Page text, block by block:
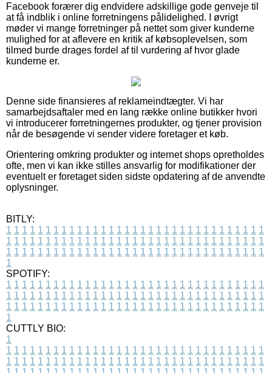
Facebook forærer dig endvidere adskillige gode genveje til
at få indblik i online forretningens pålidelighed. I øvrigt
møder vi mange forretninger på nettet som giver kunderne
mulighed for at aflevere en kritik af købsoplevelsen, som
tilmed burde drages fordel af til vurdering af hvor glade
kunderne er.
Denne side finansieres af reklameindtægter. Vi har
samarbejdsaftaler med en lang række online butikker hvori
vi introducerer forretningernes produkter, og tjener provision
når de besøgende vi sender videre foretager et køb.
Orientering omkring produkter og internet shops opretholdes
ofte, men vi kan ikke stilles ansvarlig for modifikationer der
eventuelt er foretaget siden sidste opdatering af de anvendte
oplysninger.
BITLY:
1 1 1 1 1 1 1 1 1 1 1 1 1 1 1 1 1 1 1 1 1 1 1 1 1 1 1 1 1 1 1 1 1
1 1 1 1 1 1 1 1 1 1 1 1 1 1 1 1 1 1 1 1 1 1 1 1 1 1 1 1 1 1 1 1 1
1 1 1 1 1 1 1 1 1 1 1 1 1 1 1 1 1 1 1 1 1 1 1 1 1 1 1 1 1 1 1 1 1
1
SPOTIFY:
1 1 1 1 1 1 1 1 1 1 1 1 1 1 1 1 1 1 1 1 1 1 1 1 1 1 1 1 1 1 1 1 1
1 1 1 1 1 1 1 1 1 1 1 1 1 1 1 1 1 1 1 1 1 1 1 1 1 1 1 1 1 1 1 1 1
1 1 1 1 1 1 1 1 1 1 1 1 1 1 1 1 1 1 1 1 1 1 1 1 1 1 1 1 1 1 1 1 1
1
CUTTLY BIO:
1
1 1 1 1 1 1 1 1 1 1 1 1 1 1 1 1 1 1 1 1 1 1 1 1 1 1 1 1 1 1 1 1 1
1 1 1 1 1 1 1 1 1 1 1 1 1 1 1 1 1 1 1 1 1 1 1 1 1 1 1 1 1 1 1 1 1